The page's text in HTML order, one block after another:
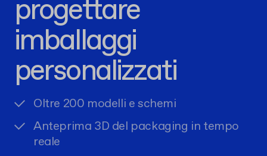
progettare
imballaggi
personalizzati
Oltre 200 modelli e schemi
Anteprima 3D del packaging in tempo
reale